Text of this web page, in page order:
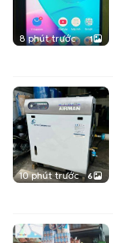
8 phút trước 1
10 phút trước 6